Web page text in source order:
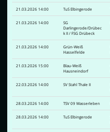
21.03.2026 14:00 TuS Elbingerode
21.03.2026 14:00
SG
Darlingerode/Drübec
k II / FSG Drübeck
21.03.2026 14:00
Grün-Weiß
Hasselfelde
21.03.2026 15:00
Blau-Weiß
Hausneindorf
22.03.2026 14:00 SV Stahl Thale II
28.03.2026 14:00 TSV 09 Wasserleben
28.03.2026 14:00 TuS Elbingerode